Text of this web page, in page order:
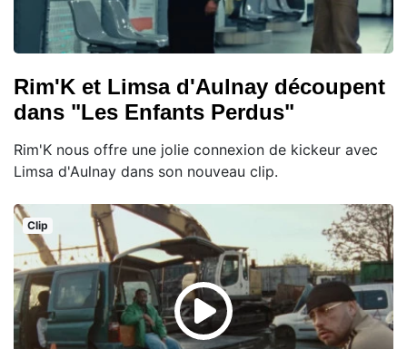
Rim'K et Limsa d'Aulnay découpent
dans "Les Enfants Perdus"
Rim'K nous offre une jolie connexion de kickeur avec
Limsa d'Aulnay dans son nouveau clip.
Clip